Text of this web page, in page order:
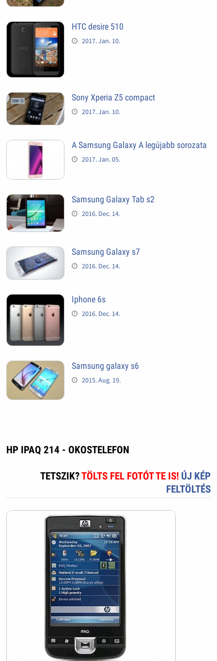
HTC desire 510
2017. Jan. 10.
Sony Xperia Z5 compact
2017. Jan. 10.
A Samsung Galaxy A legújabb sorozata
2017. Jan. 05.
Samsung Galaxy Tab s2
2016. Dec. 14.
Samsung Galaxy s7
2016. Dec. 14.
Iphone 6s
2016. Dec. 14.
Samsung galaxy s6
2015. Aug. 19.
HP IPAQ 214 - OKOSTELEFON
TETSZIK?TÖLTS FEL FOTÓT TE IS! ÚJ KÉP
FELTÖLTÉS